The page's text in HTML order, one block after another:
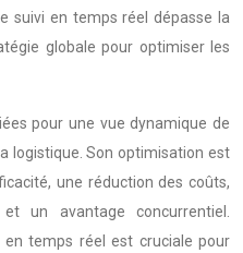
suivi en temps réel dépasse la
globale pour optimiser les
pour une vue dynamique de
logistique. Son optimisation est
une réduction des coûts,
un avantage concurrentiel.
en temps réel est cruciale pour